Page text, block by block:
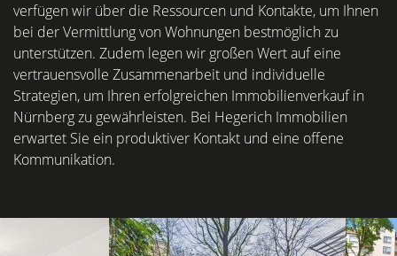
verfügen wir über die Ressourcen und Kontakte, um Ihnen
bei der Vermittlung von Wohnungen bestmöglich zu
unterstützen. Zudem legen wir großen Wert auf eine
vertrauensvolle Zusammenarbeit und individuelle
Strategien, um Ihren erfolgreichen Immobilienverkauf in
Nürnberg zu gewährleisten. Bei Hegerich Immobilien
erwartet Sie ein produktiver Kontakt und eine offene
Kommunikation.